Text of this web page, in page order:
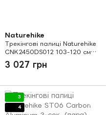
Naturehike
Трекінгові палиці Naturehike
CNK2450DS012 103-120 см
purple
3 027 грн
3
4